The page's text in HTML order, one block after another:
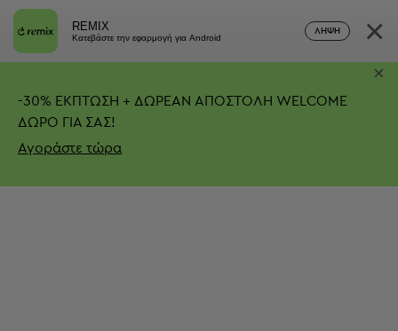
REMIX
Κατεβάστε την εφαρμογή για Android
ΛΉΨΗ ×
-30% ΕΚΠΤΩΣΗ + ΔΩΡΕΑΝ ΑΠΟΣΤΟΛΗ WELCOME
ΔΩΡΟ ΓΙΑ ΣΑΣ!
Αγοράστε τώρα
×